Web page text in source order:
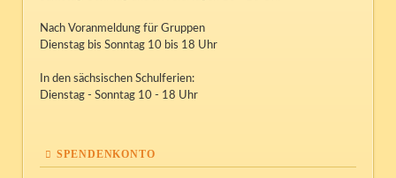
Nach Voranmeldung für Gruppen
Dienstag bis Sonntag 10 bis 18 Uhr
In den sächsischen Schulferien:
Dienstag - Sonntag 10 - 18 Uhr
SPENDENKONTO